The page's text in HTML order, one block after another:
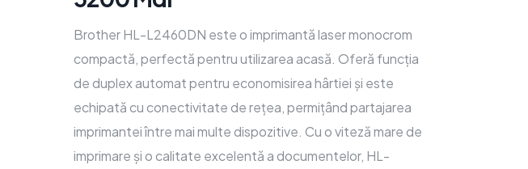
Brother HL-L2460DN este o imprimantă laser monocrom
compactă, perfectă pentru utilizarea acasă. Oferă funcția
de duplex automat pentru economisirea hârtiei și este
echipată cu conectivitate de rețea, permițând partajarea
imprimantei între mai multe dispozitive. Cu o viteză mare de
imprimare și o calitate excelentă a documentelor, HL-